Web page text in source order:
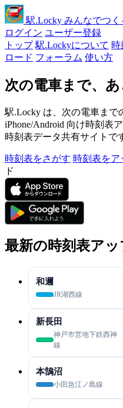
駅.Locky みんなでつ
ログイン ユーザー登録
トップ 駅.Lockyについて 時
ロード フォーラム 使い方
次の電車まで、あ
駅.Locky は、次の電車まで
iPhone/Android 向け時刻表
時刻表データ共有サイトで
時刻表をさがす 時刻表をア
ド
最新の時刻表アッ
和邇
JR湖西線
新長田
神戸市営地下鉄西神
線
本鵠沼
小田急江ノ島線